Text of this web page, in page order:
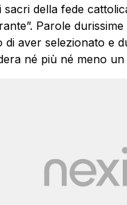
della fede
Parole
aver selezionato e
né più né meno